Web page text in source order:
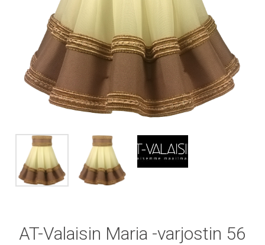
AT-Valaisin Maria -varjostin 56